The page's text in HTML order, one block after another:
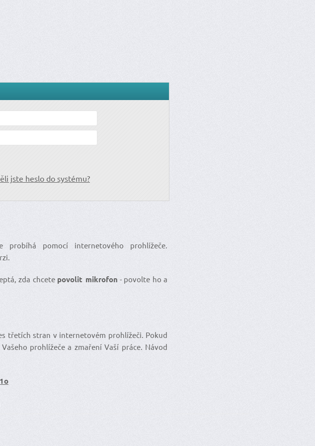
jste heslo do systému?
pomocí internetového prohlížeče.
zda chcete povolit mikrofon - povolte ho a
třetích stran v internetovém prohlížeči. Pokud
prohlížeče a zmaření Vaší práce. Návod